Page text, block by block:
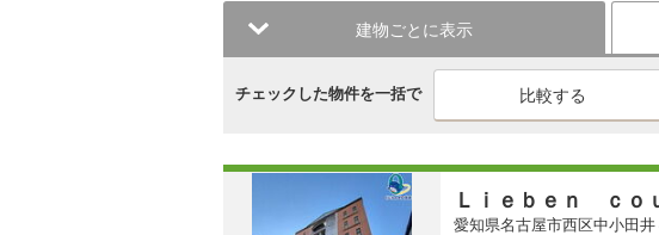
建物ごとに表示
チェックした物件を一括で
Ｌｉｅｂｅｎ ｃｏ
愛知県名古屋市西区中小田井